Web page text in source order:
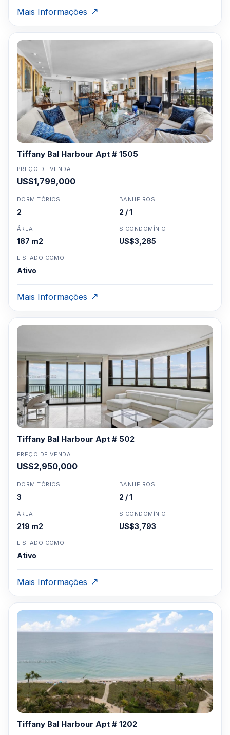
Mais Informações
Tiffany Bal Harbour Apt # 1505
PREÇO DE VENDA
US$1,799,000
DORMITÓRIOS
2
BANHEIROS
2 / 1
ÁREA
187 m2
$ CONDOMÍNIO
US$3,285
LISTADO COMO
Ativo
Mais Informações
Tiffany Bal Harbour Apt # 502
PREÇO DE VENDA
US$2,950,000
DORMITÓRIOS
3
BANHEIROS
2 / 1
ÁREA
219 m2
$ CONDOMÍNIO
US$3,793
LISTADO COMO
Ativo
Mais Informações
Tiffany Bal Harbour Apt # 1202